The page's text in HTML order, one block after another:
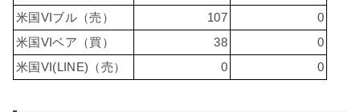
米国VIブル（売）
107
0
米国VIベア（買）
38
0
米国VI(LINE)（売）
0 0